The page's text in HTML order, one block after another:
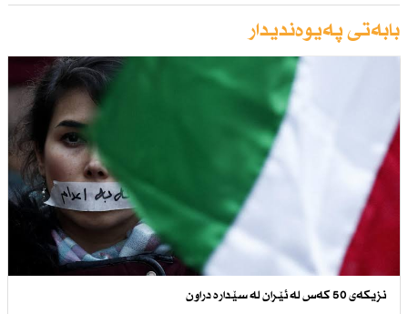
بابەتی پەیوەندیدار
نزیكەی 50 كەس لە ئێران لە سێدارە دراون